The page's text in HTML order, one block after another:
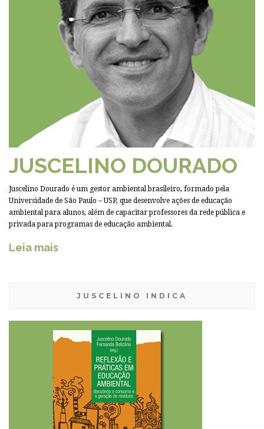
JUSCELINO DOURADO
Juscelino Dourado é um gestor ambiental brasileiro, formado pela
Universidade de São Paulo – USP, que desenvolve ações de educação
ambiental para alunos, além de capacitar professores da rede pública e
privada para programas de educação ambiental.
Leia mais
JUSCELINO INDICA